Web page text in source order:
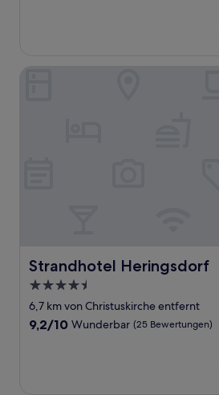
Strandhotel Heringsdorf
Strandhotel Heringsdorf
4.5-
Sterne-
Unterkunft
6,7 km von Christuskirche entfernt
9.2
9,2/10 Wunderbar (25 Bewertungen)